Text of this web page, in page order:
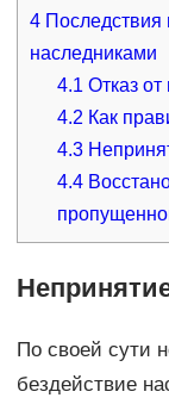
4Последствия
наследниками
4.1 Отказ от
4.2 Как
4.3
4.4
По своей сути
бездействие